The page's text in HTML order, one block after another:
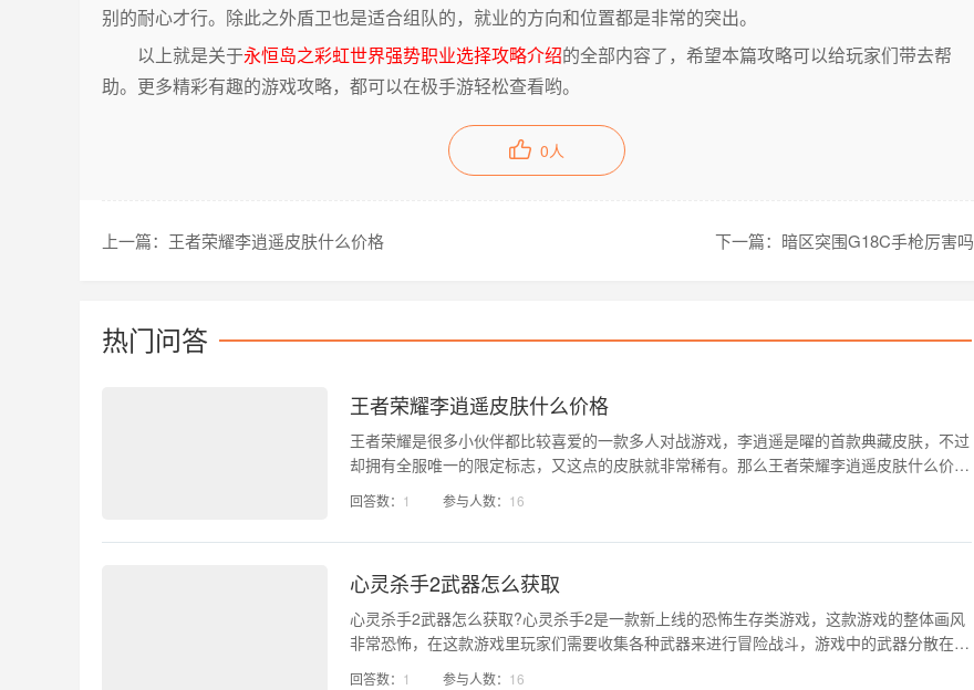
别的耐心才行。除此之外盾卫也是适合组队的，就业的方向和位置都是非常的突出。
以上就是关于永恒岛之彩虹世界强势职业选择攻略介绍的全部内容了，希望本篇攻略可以给玩家们带去帮
助。更多精彩有趣的游戏攻略，都可以在极手游轻松查看哟。
0人
上一篇：王者荣耀李逍遥皮肤什么价格 下一篇：暗区突围G18C手枪厉害吗
热门问答
王者荣耀李逍遥皮肤什么价格
王者荣耀是很多小伙伴都比较喜爱的一款多人对战游戏，李逍遥是曜的首款典藏皮肤，不过
却拥有全服唯一的限定标志，又这点的皮肤就非常稀有。那么王者荣耀李逍遥皮肤什么价
格？下面小编给大家整理了王者荣耀曜李逍遥皮肤价格大全介绍，大家一起来看看就知道了
呢。 王者荣耀曜李逍遥皮肤价格大全介绍 一、皮肤价格介绍
回答数： 1 参与人数： 16
心灵杀手2武器怎么获取
心灵杀手2武器怎么获取?心灵杀手2是一款新上线的恐怖生存类游戏，这款游戏的整体画风
非常恐怖，在这款游戏里玩家们需要收集各种武器来进行冒险战斗，游戏中的武器分散在各
个地区，这些武器都是需要使用密码才能获取的，游戏中共有八件武器，这些武器分别需要
回答数： 1 参与人数： 16